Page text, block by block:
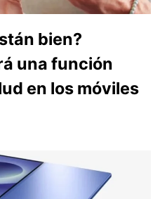
bien?
una función
en los móviles